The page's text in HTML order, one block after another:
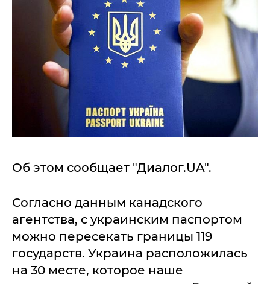
Об этом сообщает "Диалог.UA".
Согласно данным канадского
агентства, с украинским паспортом
можно пересекать границы 119
государств. Украина расположилась
на 30 месте, которое наше